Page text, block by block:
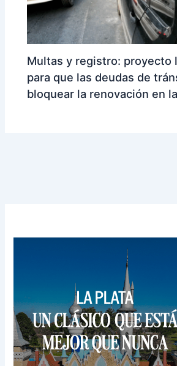
Multas y registro: proyecto
para que las deudas de
bloquear la renovación en